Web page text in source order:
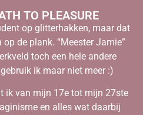
TO PLEASURE
op glitterhakken, maar dat
de plank. “Meester Jamie”
toch een hele andere
ik maar niet meer :)
ik van mijn 17e tot mijn 27ste
en alles wat daarbij